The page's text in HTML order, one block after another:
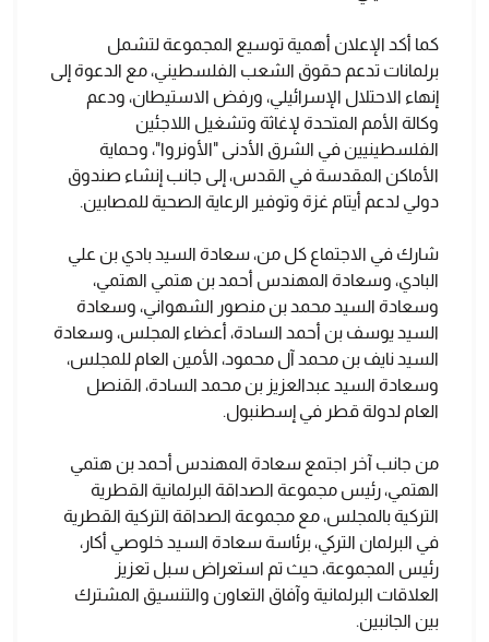
كما أكد الإعلان أهمية توسيع المجموعة لتشمل
برلمانات تدعم حقوق الشعب الفلسطيني، مع الدعوة إلى
إنهاء الاحتلال الإسرائيلي، ورفض الاستيطان، ودعم
وكالة الأمم المتحدة لإغاثة وتشغيل اللاجئين
الفلسطينيين في الشرق الأدنى "الأونروا"، وحماية
الأماكن المقدسة في القدس، إلى جانب إنشاء صندوق
دولي لدعم أيتام غزة وتوفير الرعاية الصحية للمصابين.
شارك في الاجتماع كل من، سعادة السيد بادي بن علي
البادي، وسعادة المهندس أحمد بن هتمي الهتمي،
وسعادة السيد محمد بن منصور الشهواني، وسعادة
السيد يوسف بن أحمد السادة، أعضاء المجلس، وسعادة
السيد نايف بن محمد آل محمود، الأمين العام للمجلس،
وسعادة السيد عبدالعزيز بن محمد السادة، القنصل
العام لدولة قطر في إسطنبول.
من جانب آخر اجتمع سعادة المهندس أحمد بن هتمي
الهتمي، رئيس مجموعة الصداقة البرلمانية القطرية
التركية بالمجلس، مع مجموعة الصداقة التركية القطرية
في البرلمان التركي، برئاسة سعادة السيد خلوصي أكار،
رئيس المجموعة، حيث تم استعراض سبل تعزيز
العلاقات البرلمانية وآفاق التعاون والتنسيق المشترك
بين الجانبين.